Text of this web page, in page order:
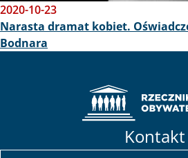
2020-10-23
Narasta dramat kobiet.
Bodnara
Kontakt